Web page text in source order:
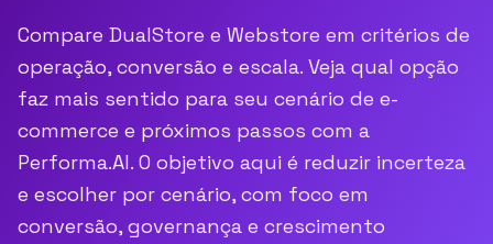
Compare DualStore e Webstore em critérios de
operação, conversão e escala. Veja qual opção
faz mais sentido para seu cenário de e-
commerce e próximos passos com a
Performa.AI. O objetivo aqui é reduzir incerteza
e escolher por cenário, com foco em
conversão, governança e crescimento